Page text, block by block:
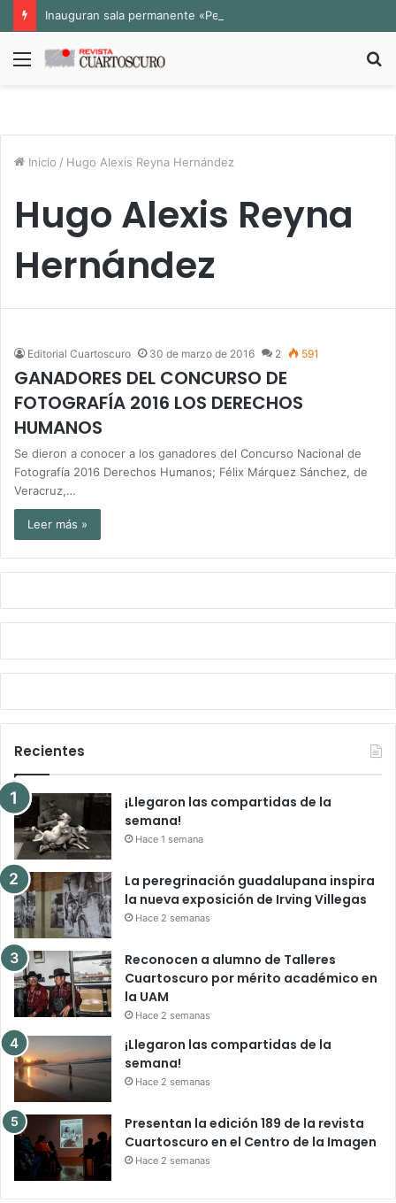
Menú
Inicio / Hugo Alexis Reyna Hernández
Hugo Alexis Reyna
Hernández
Editorial Cuartoscuro 30 de marzo de 2016 2 591
GANADORES DEL CONCURSO DE
FOTOGRAFÍA 2016 LOS DERECHOS
HUMANOS
Se dieron a conocer a los ganadores del Concurso Nacional de
Fotografía 2016 Derechos Humanos; Félix Márquez Sánchez, de
Veracruz,…
Leer más »
Recientes
¡Llegaron las compartidas de la
semana!
Hace 1 semana
La peregrinación guadalupana inspira
la nueva exposición de Irving Villegas
Hace 2 semanas
Reconocen a alumno de Talleres
Cuartoscuro por mérito académico en
la UAM
Hace 2 semanas
¡Llegaron las compartidas de la
semana!
Hace 2 semanas
Presentan la edición 189 de la revista
Cuartoscuro en el Centro de la Imagen
Hace 2 semanas